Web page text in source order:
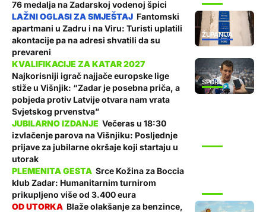
76 medalja na Zadarskoj vodenoj špici
ŽUPANIJA
Fantomski
apartmani u Zadru i na Viru: Turisti uplatili
akontacije pa na adresi shvatili da su
prevareni
SPORT
Najkorisniji igrač najjače europske lige
stiže u Višnjik: “Zadar je posebna priča, a
pobjeda protiv Latvije otvara nam vrata
Svjetskog prvenstva”
Večeras u 18:30
izvlačenje parova na Višnjiku: Posljednje
prijave za jubilarne okršaje koji startaju u
utorak
Srce Kožina za Boccia
klub Zadar: Humanitarnim turnirom
prikupljeno više od 3.400 eura
Blaže olakšanje za benzince,